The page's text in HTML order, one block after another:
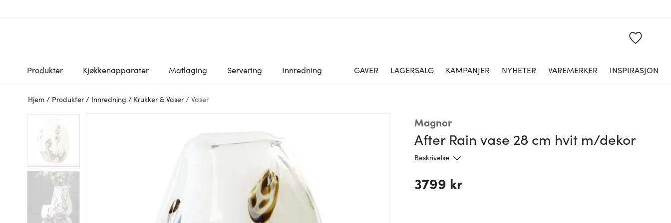
Produkter Kjøkkenapparater Matlaging Servering Innredning GAVER LAGERSALG KAMPANJER NYHETER VAREMERKER INSPIRASJON
Hjem / Produkter / Innredning / Krukker & Vaser / Vaser
Magnor
After Rain vase 28 cm hvit m/dekor
Beskrivelse
3799 kr